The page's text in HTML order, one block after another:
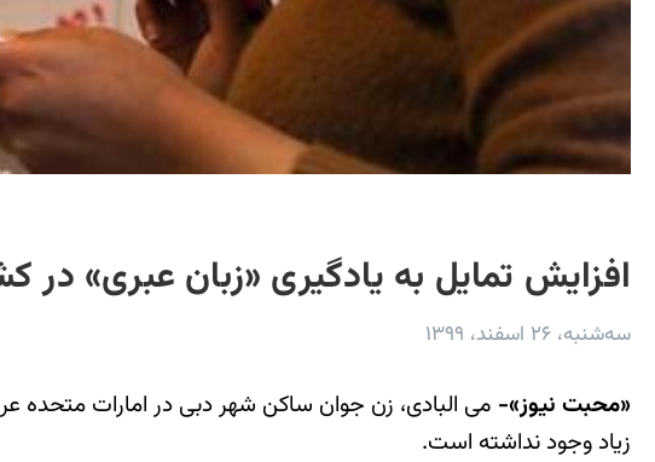
افزایش تمایل به یادگیری «زبان عبری» در
سه‌شنبه، ۲۶ اسفند، ۱۳۹۹
«محبت نیوز»- می البادی، زن جوان ساکن شهر دبی در امارات متحده
زیاد وجود نداشته است.